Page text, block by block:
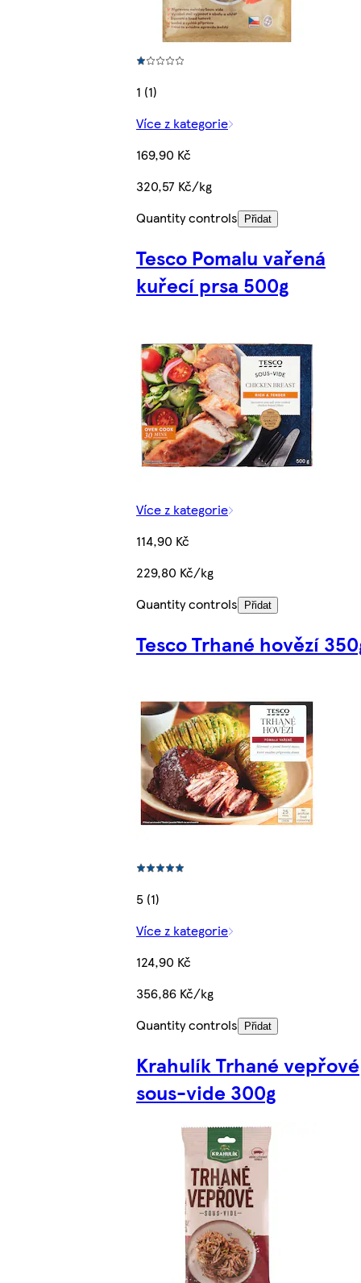
1 (1)
Více z kategorie
169,90 Kč
320,57 Kč/kg
Quantity controls
Přidat
Tesco Pomalu vařená
kuřecí prsa 500g
Více z kategorie
114,90 Kč
229,80 Kč/kg
Quantity controls
Přidat
Tesco Trhané hovězí
5 (1)
Více z kategorie
124,90 Kč
356,86 Kč/kg
Quantity controls
Přidat
Krahulík Trhané vepřové
sous-vide 300g